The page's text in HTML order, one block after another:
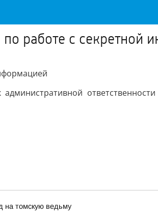
работе с секретной
на томскую ведьму